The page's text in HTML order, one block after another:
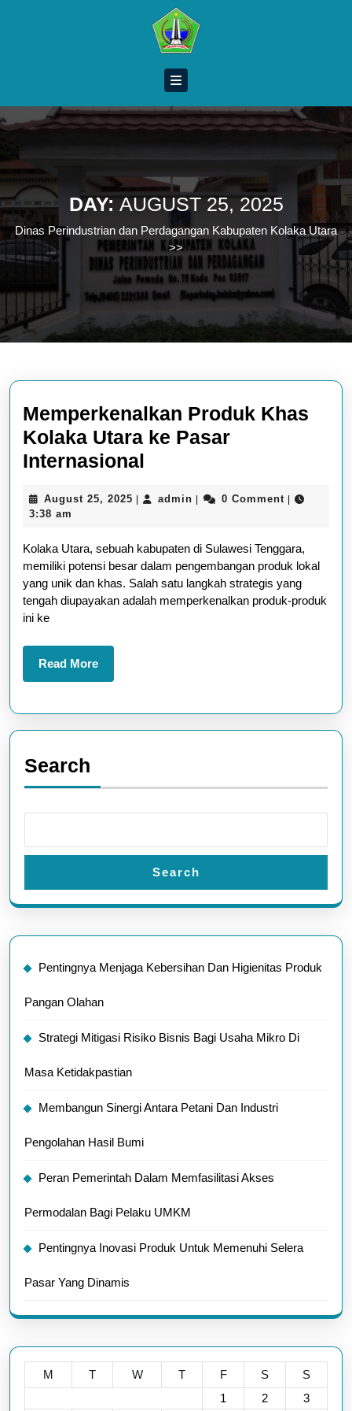
DAY: AUGUST 25, 2025
Dinas Perindustrian dan Perdagangan Kabupaten Kolaka Utara
>>
Memperkenalkan Produk Khas
Kolaka Utara ke Pasar
Internasional
Khas
Utara
ke
Pasar
August 25, 2025 Augustadmin admin0 Comment
3:38 am
Kolaka Utara, sebuah kabupaten di Sulawesi Tenggara,
memiliki potensi besar dalam pengembangan produk lokal
yang unik dan khas. Salah satu langkah strategis yang
tengah diupayakan adalah memperkenalkan produk-produk
ini ke
Read MoreRead
More
Search
Search
Pentingnya Menjaga Kebersihan Dan Higienitas Produk
Pangan Olahan
Strategi Mitigasi Risiko Bisnis Bagi Usaha Mikro Di
Masa Ketidakpastian
Membangun Sinergi Antara Petani Dan Industri
Pengolahan Hasil Bumi
Peran Pemerintah Dalam Memfasilitasi Akses
Permodalan Bagi Pelaku UMKM
Pentingnya Inovasi Produk Untuk Memenuhi Selera
Pasar Yang Dinamis
M T W T F S
S
1
2 3